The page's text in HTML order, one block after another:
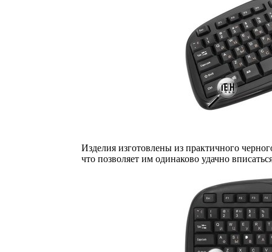
Изделия изготовлены из практичного
что позволяет им одинаково удачно